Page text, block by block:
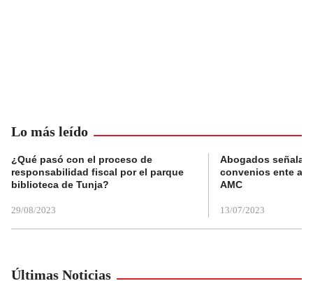
Lo más leído
¿Qué pasó con el proceso de
responsabilidad fiscal por el parque
biblioteca de Tunja?
29/08/2023
Abogados
convenios ente
AMC
13/07/2023
Últimas Noticias